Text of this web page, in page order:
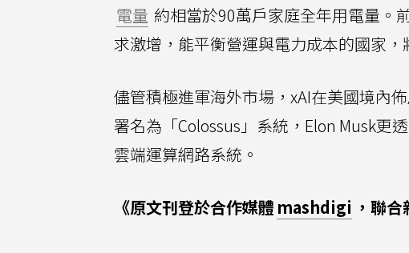
電量 約相當於90萬戶家庭全年用電量。
求激增，能平衡營運與電力成本的國家，
儘管積極進軍海外市場，xAI在美國境內
署名為「Colossus」系統，Elon Musk更
雲端運算網路系統。
《原文刊登於合作媒體 mashdigi ，聯